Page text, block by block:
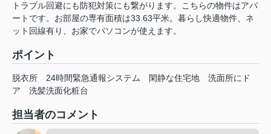
トラブル回避にも防犯対策にも繋がります。こちらの物件はアパ
ートです。お部屋の専有面積は33.63平米。暮らし快適物件、ネ
ット回線有り、お家でパソコンが使えます。
ポイント
脱衣所 24時間緊急通報システム 閑静な住宅地
洗面所にド
ア
洗髪洗面化粧台
担当者のコメント